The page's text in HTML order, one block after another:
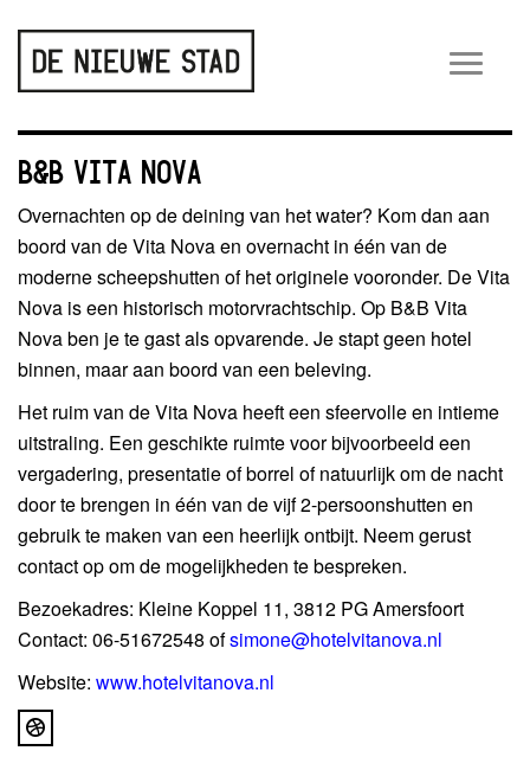
B&B VITA NOVA
Overnachten op de deining van het water? Kom dan aan
boord van de Vita Nova en overnacht in één van de
moderne scheepshutten of het originele vooronder. De Vita
Nova is een historisch motorvrachtschip. Op B&B Vita
Nova ben je te gast als opvarende. Je stapt geen hotel
binnen, maar aan boord van een beleving.
Het ruim van de Vita Nova heeft een sfeervolle en intieme
uitstraling. Een geschikte ruimte voor bijvoorbeeld een
vergadering, presentatie of borrel of natuurlijk om de nacht
door te brengen in één van de vijf 2-persoonshutten en
gebruik te maken van een heerlijk ontbijt. Neem gerust
contact op om de mogelijkheden te bespreken.
Bezoekadres: Kleine Koppel 11, 3812 PG Amersfoort
Contact: 06-51672548 ofsimone@hotelvitanova.nl
Website: www.hotelvitanova.nl